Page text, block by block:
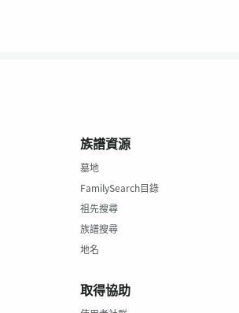
族譜資源
墓地
FamilySearch目錄
祖先搜尋
族譜搜尋
地名
取得協助